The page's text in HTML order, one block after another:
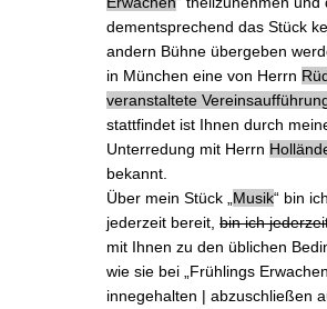
dementsprechend das Stück
andern Bühne übergeben
in München eine von Herrn
veranstalteteVerei
stattfindet ist Ihnen durch
Unterredung mit Herrn
bekannt.
Über mein Stück „ Musik“ bin ich
jederzeit bereit,bin ich
mit Ihnen zu den üblichen
wie sie bei „Frühlings
innegehalten | abzuschließen